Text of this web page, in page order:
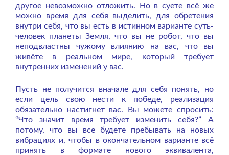
другое невозможно отложить. Но в суете всё же
можно время для себя выделить, для обретения
внутри себя, что вы есть в истинном варианте суть-
человек планеты Земля, что вы не робот, что вы
неподвластны чужому влиянию на вас, что вы
живёте в реальном мире, который требует
внутренних изменений у вас.
Пусть не получится вначале для себя понять, но
если цель свою нести к победе, реализация
обязательно настигнет вас. Вы можете спросить:
“Что значит время требует изменить себя?” А
потому, что вы все будете пребывать на новых
вибрациях и, чтобы в окончательном варианте всё
принять в формате нового эквивалента,